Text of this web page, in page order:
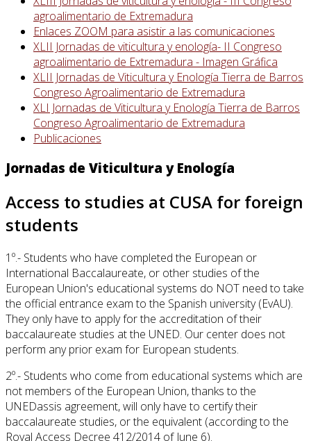
agroalimentario de Extremadura
Enlaces ZOOM para asistir a las comunicaciones
XLII Jornadas de viticultura y enología- II Congreso
agroalimentario de Extremadura - Imagen Gráfica
XLII Jornadas de Viticultura y Enología Tierra de Barros
Congreso Agroalimentario de Extremadura
XLI Jornadas de Viticultura y Enología Tierra de Barros
Congreso Agroalimentario de Extremadura
Publicaciones
Jornadas de Viticultura y Enología
Access to studies at CUSA for foreign
students
1º.- Students who have completed the European or
International Baccalaureate, or other studies of the
European Union's educational systems do NOT need to take
the official entrance exam to the Spanish university (EvAU).
They only have to apply for the accreditation of their
baccalaureate studies at the UNED. Our center does not
perform any prior exam for European students.
2º.- Students who come from educational systems which are
not members of the European Union, thanks to the
UNEDassis agreement, will only have to certify their
baccalaureate studies, or the equivalent (according to the
Royal Access Decree 412/2014 of June 6).